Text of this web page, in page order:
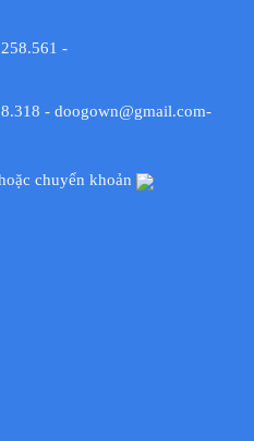
-
- doogown@gmail.com-
chuyển khoản